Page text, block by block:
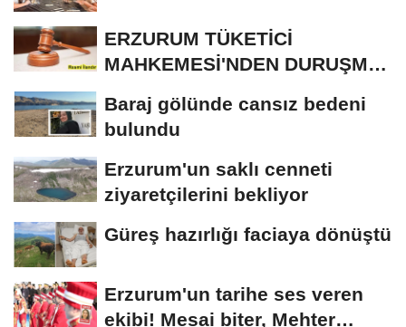
ERZURUM TÜKETİCİ
MAHKEMESİ'NDEN DURUŞMA
Baraj gölünde cansız bedeni
bulundu
Erzurum'un saklı cenneti
ziyaretçilerini bekliyor
Güreş hazırlığı faciaya dönüştü
Erzurum'un tarihe ses veren
ekibi! Mesai biter, Mehter